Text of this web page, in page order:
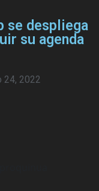
se despliega
su agenda
24, 2022